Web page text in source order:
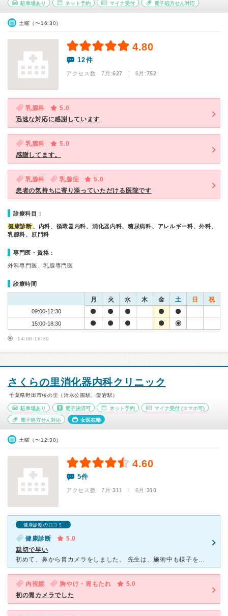
駐車場あり ネット予約 マイナ受付 電子処方せん対応
土曜（〜16:30）
4.80
12件
アクセス数 7月:627 | 6月:752
乳腺科
5.0
迅速な対応に感謝しています
乳腺科
5.0
感謝してます。
乳腺科 乳腺症
5.0
患者の気持ちに寄り添っていただける医院です
診療科目：
健康診断 、内科、循環器内科、消化器内科、糖尿病科、アレルギー科、外科、
乳腺科、肛門科
専門医・資格：
外科専門医、乳腺専門医
診療時間
月 火 水 木 金 土 日 祝
09:00-12:30
15:00-18:30
14:00-16:30
さくらの里消化器内科クリニック
千葉県野田市桜の里（清水公園駅、愛宕駅）
駐車場あり 電子決済可 ネット予約 マイナ受付 (スマホ可)
電子処方せん対応 女医在籍
土曜（〜12:30）
4.60
5件
アクセス数 7月:311 | 6月:310
健康診断の口コミ
健康診断
5.0
親切で早い
初めて、鼻から胃カメラをしました。 先生は、施術中も様子を話しながら、やって頂きました。 看護師さんが、背中をずっとさすってくれて、温かく、安心できました。 こんな親切な胃カメラは初めてでした。
内視鏡 胸やけ・胃もたれ
5.0
初の胃カメラでした